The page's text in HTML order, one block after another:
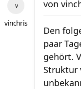
vinchris
von
Den
paar
gehört.
Struktur